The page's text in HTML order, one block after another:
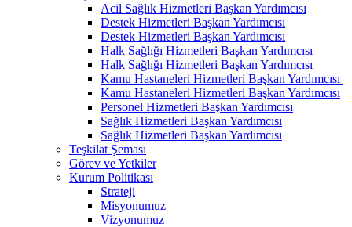
Acil Sağlık Hizmetleri Başkan Yardımcısı
Destek Hizmetleri Başkan Yardımcısı
Destek Hizmetleri Başkan Yardımcısı
Halk Sağlığı Hizmetleri Başkan Yardımcısı
Halk Sağlığı Hizmetleri Başkan Yardımcısı
Kamu Hastaneleri Hizmetleri Başkan Yardımcısı ​
Kamu Hastaneleri Hizmetleri Başkan Yardımcısı
Personel Hizmetleri Başkan Yardımcısı
Sağlık Hizmetleri Başkan Yardımcısı
Sağlık Hizmetleri Başkan Yardımcısı
Teşkilat Şeması
Görev ve Yetkiler
Kurum Politikası
Strateji
Misyonumuz
Vizyonumuz